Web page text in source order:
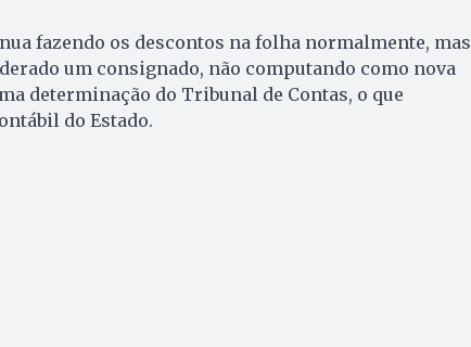
fazendo os descontos na folha normalmente, mas
um consignado, não computando como nova
determinação do Tribunal de Contas, o que
do Estado.